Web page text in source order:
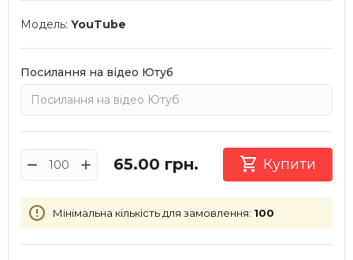
Модель: YouTube
Посилання на відео Ютуб
65.00 грн.  Купити
Мінімальна кількість для замовлення: 100